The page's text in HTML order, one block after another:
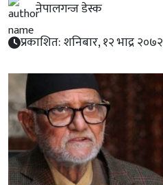
नेपालगन्ज डेस्क
प्रकाशित: शनिबार, १२ भाद्र २०७२